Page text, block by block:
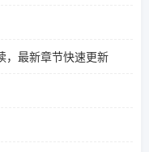
，最新章节快速更新